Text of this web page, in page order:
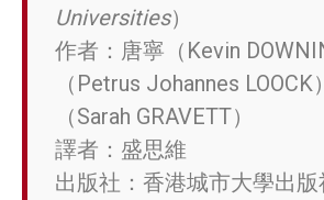
Universities）
作者：唐寧（Kevin
（Petrus Johannes
（Sarah GRAVETT）
譯者：盛思維
出版社：香港城市大學出版